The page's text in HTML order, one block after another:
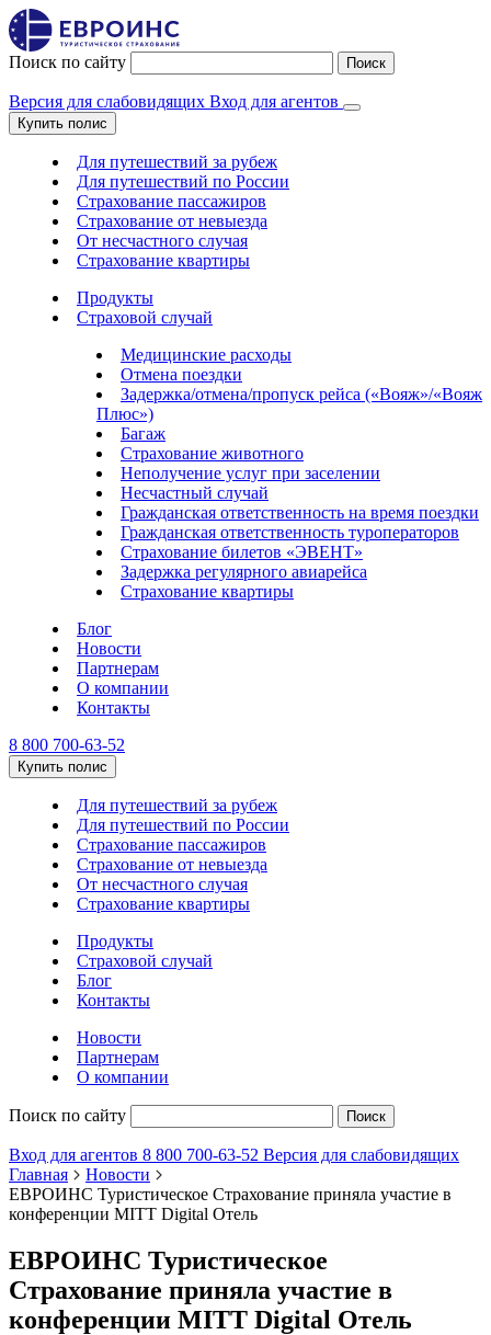
Поиск по сайту Поиск
Версия для слабовидящих Вход для агентов
Купить полис
Для путешествий за рубеж
Для путешествий по России
Страхование пассажиров
Страхование от невыезда
От несчастного случая
Страхование квартиры
Продукты
Страховой случай
Медицинские расходы
Отмена поездки
Задержка/отмена/пропуск рейса («Вояж»/«Вояж
Плюс»)
Багаж
Страхование животного
Неполучение услуг при заселении
Несчастный случай
Гражданская ответственность на время поездки
Гражданская ответственность туроператоров
Страхование билетов «ЭВЕНТ»
Задержка регулярного авиарейса
Страхование квартиры
Блог
Новости
Партнерам
О компании
Контакты
8 800 700-63-52
Купить полис
Для путешествий за рубеж
Для путешествий по России
Страхование пассажиров
Страхование от невыезда
От несчастного случая
Страхование квартиры
Продукты
Страховой случай
Блог
Контакты
Новости
Партнерам
О компании
Поиск по сайту Поиск
Вход для агентов 8 800 700-63-52 Версия для слабовидящих
Главная
Новости
ЕВРОИНС Туристическое Страхование приняла участие в
конференции MITT Digital Отель
ЕВРОИНС Туристическое
Страхование приняла участие в
конференции MITT Digital Отель